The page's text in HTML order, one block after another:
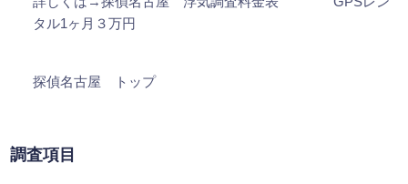
タル1ヶ月３万円
探偵名古屋 トップ
調査項目